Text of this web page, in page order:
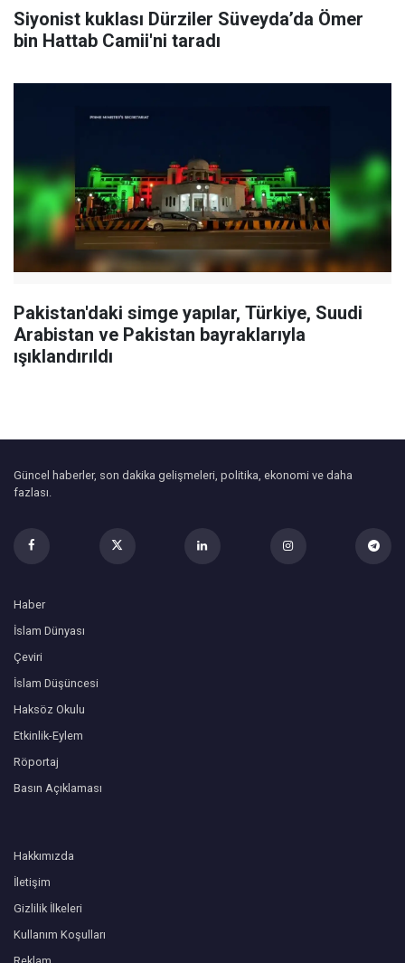
Siyonist kuklası Dürziler Süveyda’da Ömer
bin Hattab Camii'ni taradı
Pakistan'daki simge yapılar, Türkiye, Suudi
Arabistan ve Pakistan bayraklarıyla
ışıklandırıldı
Güncel haberler, son dakika gelişmeleri, politika, ekonomi ve daha
fazlası.
Haber
İslam Dünyası
Çeviri
İslam Düşüncesi
Haksöz Okulu
Etkinlik-Eylem
Röportaj
Basın Açıklaması
Hakkımızda
İletişim
Gizlilik İlkeleri
Kullanım Koşulları